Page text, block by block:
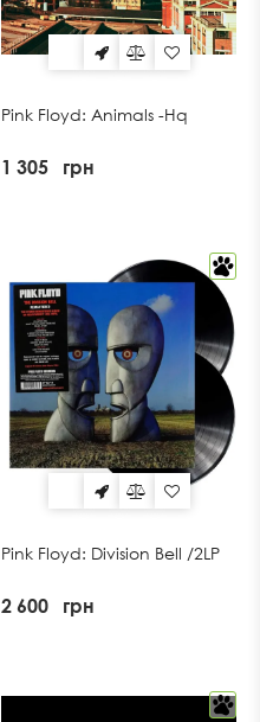
Pink Floyd: Animals -Hq
1 305 грн
Pink Floyd: Division Bell /2LP
2 600 грн